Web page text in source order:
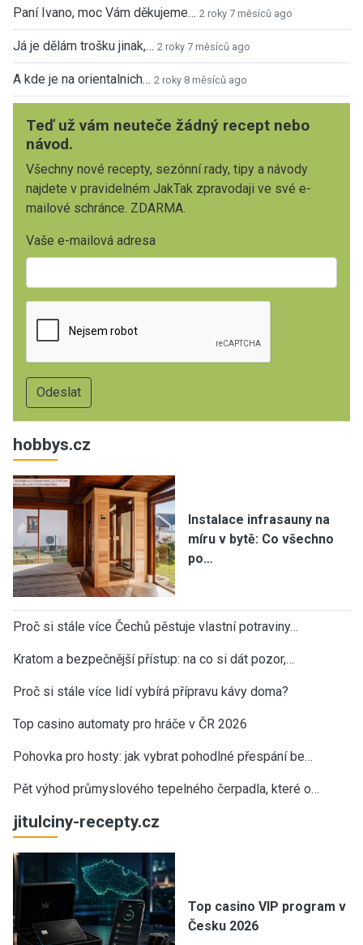
Paní Ivano, moc Vám děkujeme… 2 roky 7 měsíců ago
Já je dělám trošku jinak,… 2 roky 7 měsíců ago
A kde je na orientalnich… 2 roky 8 měsíců ago
Teď už vám neuteče žádný recept nebo
návod.
Všechny nové recepty, sezónní rady, tipy a návody
najdete v pravidelném JakTak zpravodaji ve své e-
mailové schránce. ZDARMA.
Vaše e-mailová adresa
hobbys.cz
Instalace infrasauny na
míru v bytě: Co všechno
po…
Proč si stále více Čechů pěstuje vlastní potraviny…
Kratom a bezpečnější přístup: na co si dát pozor,…
Proč si stále více lidí vybírá přípravu kávy doma?
Top casino automaty pro hráče v ČR 2026
Pohovka pro hosty: jak vybrat pohodlné přespání be…
Pět výhod průmyslového tepelného čerpadla, které o…
jitulciny-recepty.cz
Top casino VIP program v
Česku 2026